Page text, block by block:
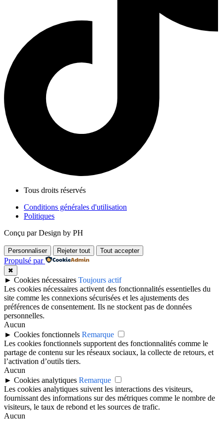
Tous droits réservés
Conditions générales d'utilisation
Politiques
Conçu par Design by PH
Personnaliser Rejeter tout Tout accepter
Propulsé par
✖
► Cookies nécessaires Toujours actif
Les cookies nécessaires activent des fonctionnalités essentielles du
site comme les connexions sécurisées et les ajustements des
préférences de consentement. Ils ne stockent pas de données
personnelles.
Aucun
► Cookies fonctionnels Remarque
Les cookies fonctionnels supportent des fonctionnalités comme le
partage de contenu sur les réseaux sociaux, la collecte de retours, et
l’activation d’outils tiers.
Aucun
► Cookies analytiques Remarque
Les cookies analytiques suivent les interactions des visiteurs,
fournissant des informations sur des métriques comme le nombre de
visiteurs, le taux de rebond et les sources de trafic.
Aucun